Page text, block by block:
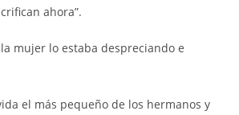
ahora”.
mujer lo estaba despreciando e
el más pequeño de los hermanos y